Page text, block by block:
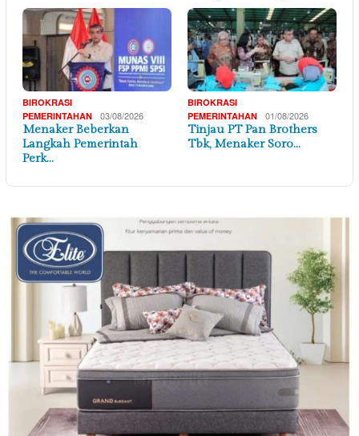
BIROKRASI
PEMERINTAHAN
03/08/2026
Menaker Beberkan
Langkah Pemerintah
Perk…
BIROKRASI
PEMERINTAHAN
01/08/2026
Tinjau PT Pan Brothers
Tbk, Menaker Soro…